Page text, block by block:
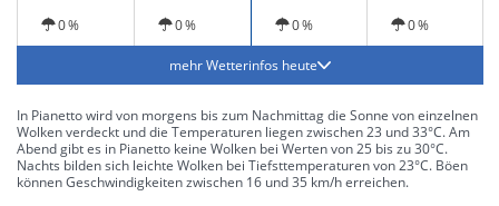
0 % 0 % 0 % 0 %
mehr Wetterinfos heute
In Pianetto wird von morgens bis zum Nachmittag die Sonne von einzelnen
Wolken verdeckt und die Temperaturen liegen zwischen 23 und 33°C. Am
Abend gibt es in Pianetto keine Wolken bei Werten von 25 bis zu 30°C.
Nachts bilden sich leichte Wolken bei Tiefsttemperaturen von 23°C. Böen
können Geschwindigkeiten zwischen 16 und 35 km/h erreichen.